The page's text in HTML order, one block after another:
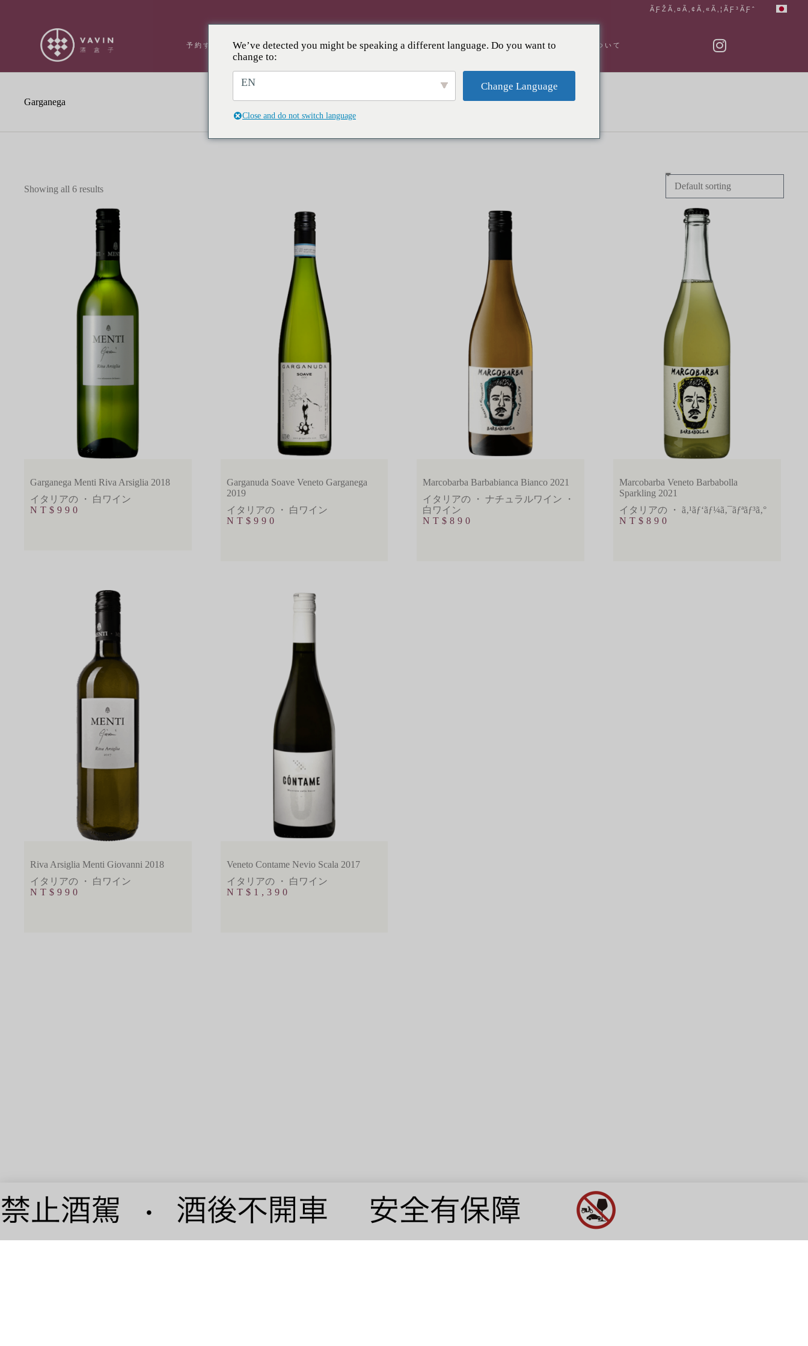
ÃƑŽÃ‚¤Ã‚¢Ã‚«Ã‚¦ÃƑ³ÃƑˆ
予約する ÃƑ¯Ã‚¤ÃƑ³Ã‚»ÃƑ©ÃƑ¼ Ã‚¤ÃƑ™ÃƑ³ÃƑˆÏ¼†Ã‚¯ÃƑ©ÃƑ– 私たちについて
Garganega
Showing all 6 results
Garganega Menti Riva Arsiglia 2018
イタリアの ・ 白ワイン
NT$ 990
Garganuda Soave Veneto Garganega
2019
イタリアの・ 白ワイン
NT$ 990
Marcobarba Barbabianca Bianco 2021
イタリアの ・ナチュラルワイン ・
白ワイン
NT$890
Marcobarba Veneto Barbabolla
Sparkling 2021
イタリアの ・ã‚¹ãƒ‘ãƒ¼ã‚¯ãƒªãƒ³ã‚°
NT$890
Riva Arsiglia Menti Giovanni 2018
イタリアの ・ 白ワイン
NT$ 990
Veneto Contame Nevio Scala 2017
イタリアの・ 白ワイン
NT$ 1,390
We’ve detected you might be speaking a different language. Do you want to
change to:
EN Change Language
Close and do not switch language